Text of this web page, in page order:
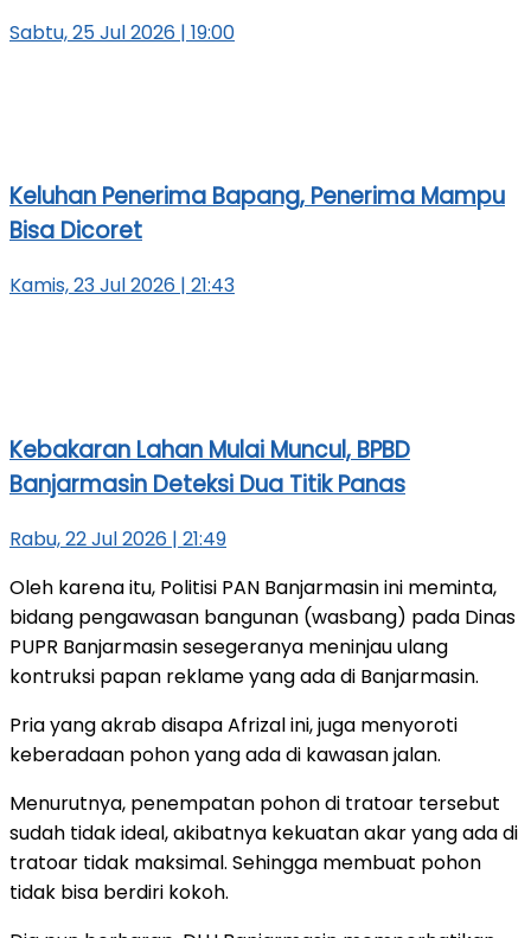
Sabtu, 25 Jul 2026 | 19:00
Keluhan Penerima Bapang, Penerima Mampu
Bisa Dicoret
Kamis, 23 Jul 2026 | 21:43
Kebakaran Lahan Mulai Muncul, BPBD
Banjarmasin Deteksi Dua Titik Panas
Rabu, 22 Jul 2026 | 21:49
Oleh karena itu, Politisi PAN Banjarmasin ini meminta,
bidang pengawasan bangunan (wasbang) pada Dinas
PUPR Banjarmasin sesegeranya meninjau ulang
kontruksi papan reklame yang ada di Banjarmasin.
Pria yang akrab disapa Afrizal ini, juga menyoroti
keberadaan pohon yang ada di kawasan jalan.
Menurutnya, penempatan pohon di tratoar tersebut
sudah tidak ideal, akibatnya kekuatan akar yang ada di
tratoar tidak maksimal. Sehingga membuat pohon
tidak bisa berdiri kokoh.